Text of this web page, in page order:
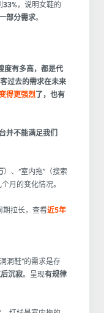
33%，说明女鞋的
部分需求。
度有多高，都是代
过去的需求在未来
得更强烈 了，也有
并不能满足我们
）、“室内拖”（搜索
月的变化情况。
期拉长，查看近5年
洞鞋”的需求是存
沉寂。呈现有规律